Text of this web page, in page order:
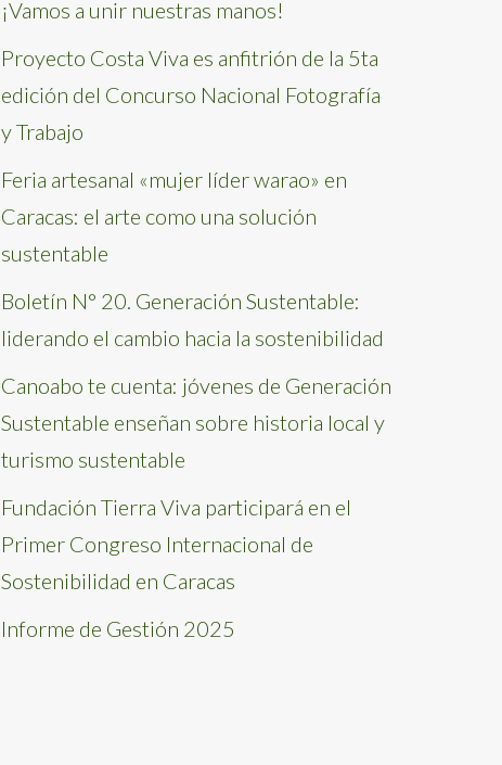
¡Vamos a unir nuestras manos!
Proyecto Costa Viva es anfitrión de la 5ta
edición del Concurso Nacional Fotografía
y Trabajo
Feria artesanal «mujer líder warao» en
Caracas: el arte como una solución
sustentable
Boletín N° 20. Generación Sustentable:
liderando el cambio hacia la sostenibilidad
Canoabo te cuenta: jóvenes de Generación
Sustentable enseñan sobre historia local y
turismo sustentable
Fundación Tierra Viva participará en el
Primer Congreso Internacional de
Sostenibilidad en Caracas
Informe de Gestión 2025